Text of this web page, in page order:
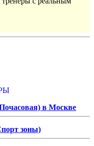
в Москве
зоны)